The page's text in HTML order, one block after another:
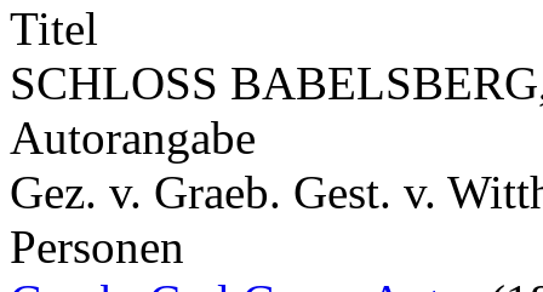
Titel
SCHLOSS
Autorangabe
Gez. v. Graeb. Gest. v.
Personen